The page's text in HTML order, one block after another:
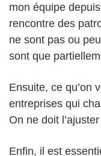
mon équipe
rencontre des
ne sont pas ou
sont que
Ensuite, ce qu’on
entreprises qui
On ne doit
Enfin, il est